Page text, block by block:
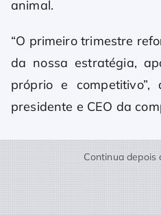
animal.
“O primeiro trimestre
da nossa estratégia,
próprio e competitivo”,
presidente e CEO da
Continua depois